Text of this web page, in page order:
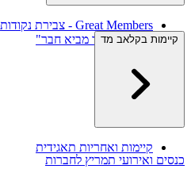
Great Members - צבירת נקודות
תוכנית "חבר מביא חבר"
קיימות בקלאב מד
קיימות ואחריות תאגידית
כנסים ואירועי תמריץ לחברות